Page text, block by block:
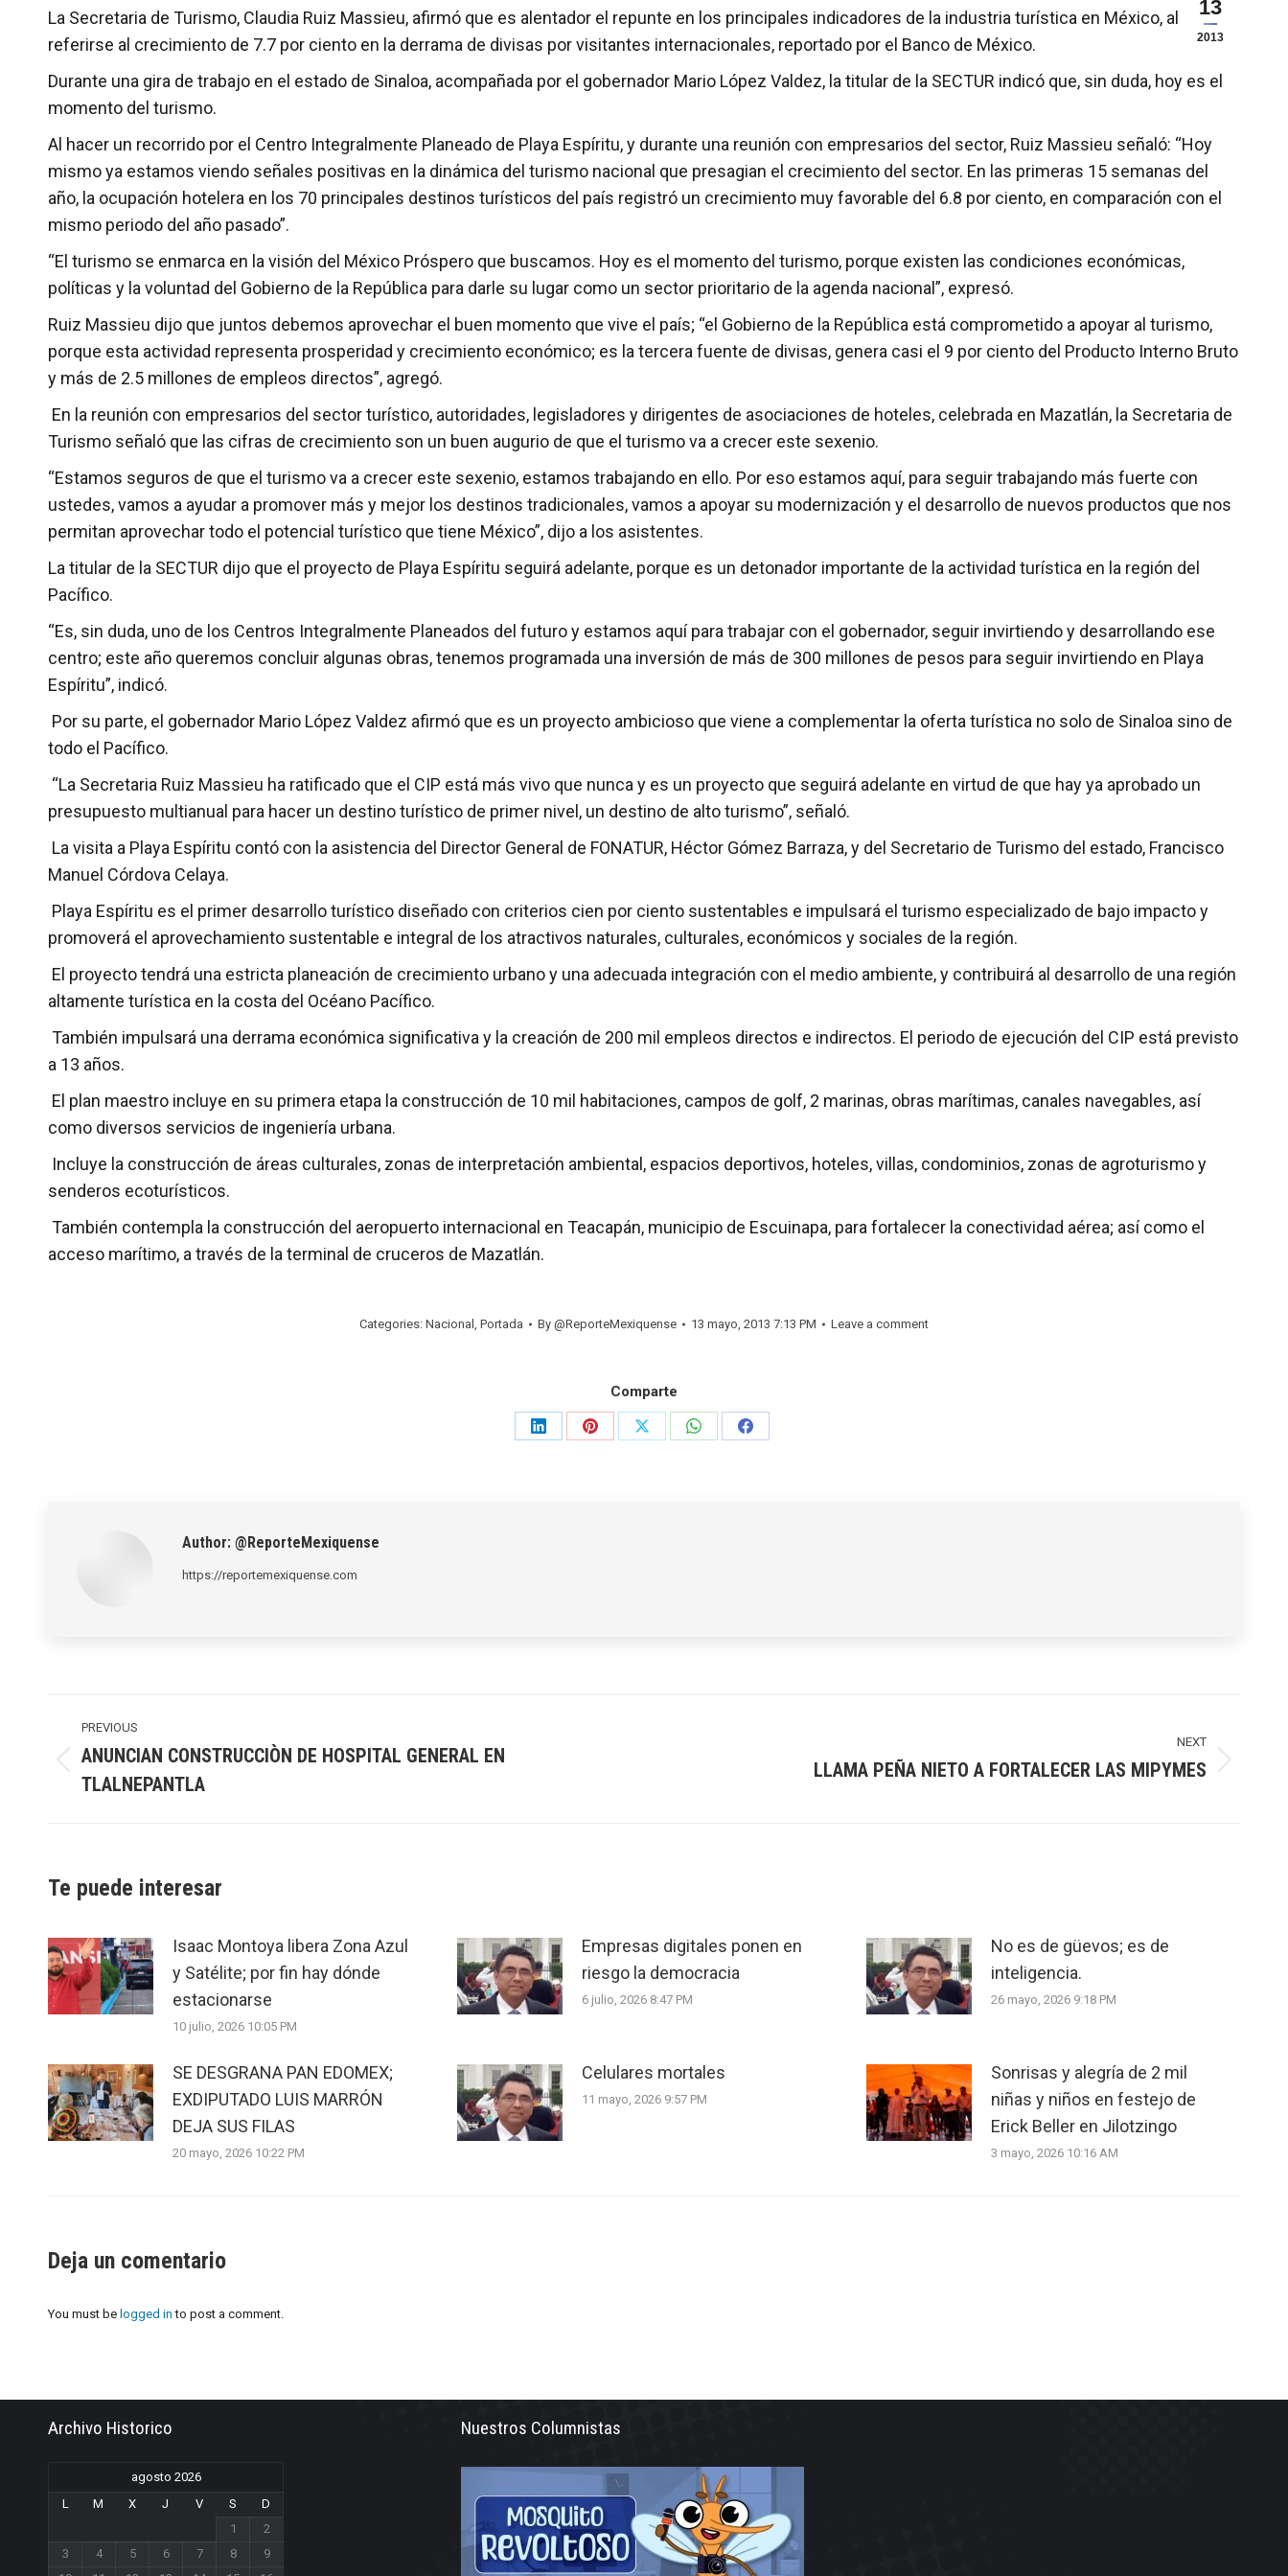
13
2013
La Secretaria de Turismo, Claudia Ruiz Massieu, afirmó que es alentador el repunte en los principales indicadores de la industria turística en México, al
referirse al crecimiento de 7.7 por ciento en la derrama de divisas por visitantes internacionales, reportado por el Banco de México.
Durante una gira de trabajo en el estado de Sinaloa, acompañada por el gobernador Mario López Valdez, la titular de la SECTUR indicó que, sin duda, hoy es el
momento del turismo.
Al hacer un recorrido por el Centro Integralmente Planeado de Playa Espíritu, y durante una reunión con empresarios del sector, Ruiz Massieu señaló: “Hoy
mismo ya estamos viendo señales positivas en la dinámica del turismo nacional que presagian el crecimiento del sector. En las primeras 15 semanas del
año, la ocupación hotelera en los 70 principales destinos turísticos del país registró un crecimiento muy favorable del 6.8 por ciento, en comparación con el
mismo periodo del año pasado”.
“El turismo se enmarca en la visión del México Próspero que buscamos. Hoy es el momento del turismo, porque existen las condiciones económicas,
políticas y la voluntad del Gobierno de la República para darle su lugar como un sector prioritario de la agenda nacional”, expresó.
Ruiz Massieu dijo que juntos debemos aprovechar el buen momento que vive el país; “el Gobierno de la República está comprometido a apoyar al turismo,
porque esta actividad representa prosperidad y crecimiento económico; es la tercera fuente de divisas, genera casi el 9 por ciento del Producto Interno Bruto
y más de 2.5 millones de empleos directos”, agregó.
En la reunión con empresarios del sector turístico, autoridades, legisladores y dirigentes de asociaciones de hoteles, celebrada en Mazatlán, la Secretaria de
Turismo señaló que las cifras de crecimiento son un buen augurio de que el turismo va a crecer este sexenio.
“Estamos seguros de que el turismo va a crecer este sexenio, estamos trabajando en ello. Por eso estamos aquí, para seguir trabajando más fuerte con
ustedes, vamos a ayudar a promover más y mejor los destinos tradicionales, vamos a apoyar su modernización y el desarrollo de nuevos productos que nos
permitan aprovechar todo el potencial turístico que tiene México”, dijo a los asistentes.
La titular de la SECTUR dijo que el proyecto de Playa Espíritu seguirá adelante, porque es un detonador importante de la actividad turística en la región del
Pacífico.
“Es, sin duda, uno de los Centros Integralmente Planeados del futuro y estamos aquí para trabajar con el gobernador, seguir invirtiendo y desarrollando ese
centro; este año queremos concluir algunas obras, tenemos programada una inversión de más de 300 millones de pesos para seguir invirtiendo en Playa
Espíritu”, indicó.
Por su parte, el gobernador Mario López Valdez afirmó que es un proyecto ambicioso que viene a complementar la oferta turística no solo de Sinaloa sino de
todo el Pacífico.
“La Secretaria Ruiz Massieu ha ratificado que el CIP está más vivo que nunca y es un proyecto que seguirá adelante en virtud de que hay ya aprobado un
presupuesto multianual para hacer un destino turístico de primer nivel, un destino de alto turismo”, señaló.
La visita a Playa Espíritu contó con la asistencia del Director General de FONATUR, Héctor Gómez Barraza, y del Secretario de Turismo del estado, Francisco
Manuel Córdova Celaya.
Playa Espíritu es el primer desarrollo turístico diseñado con criterios cien por ciento sustentables e impulsará el turismo especializado de bajo impacto y
promoverá el aprovechamiento sustentable e integral de los atractivos naturales, culturales, económicos y sociales de la región.
El proyecto tendrá una estricta planeación de crecimiento urbano y una adecuada integración con el medio ambiente, y contribuirá al desarrollo de una región
altamente turística en la costa del Océano Pacífico.
También impulsará una derrama económica significativa y la creación de 200 mil empleos directos e indirectos. El periodo de ejecución del CIP está previsto
a 13 años.
El plan maestro incluye en su primera etapa la construcción de 10 mil habitaciones, campos de golf, 2 marinas, obras marítimas, canales navegables, así
como diversos servicios de ingeniería urbana.
Incluye la construcción de áreas culturales, zonas de interpretación ambiental, espacios deportivos, hoteles, villas, condominios, zonas de agroturismo y
senderos ecoturísticos.
También contempla la construcción del aeropuerto internacional en Teacapán, municipio de Escuinapa, para fortalecer la conectividad aérea; así como el
acceso marítimo, a través de la terminal de cruceros de Mazatlán.
Categories: Nacional , Portada By @ReporteMexiquense 13 mayo, 2013 7:13 PM Leave a comment
Comparte
Share
Share
Share
Share
Share
Author: @ReporteMexiquense
https://reportemexiquense.com
navigation
PREVIOUS
post:
ANUNCIAN CONSTRUCCIÒN DE HOSPITAL GENERAL EN
TLALNEPANTLA
NEXT
LLAMA PEÑA NIETO A FORTALECER LAS MIPYMES
Te puede interesar
Isaac Montoya libera Zona Azul
y Satélite; por fin hay dónde
estacionarse
10 julio, 2026 10:05 PM
Empresas digitales ponen en
riesgo la democracia
6 julio, 2026 8:47 PM
No es de güevos; es de
inteligencia.
26 mayo, 2026 9:18 PM
SE DESGRANA PAN EDOMEX;
EXDIPUTADO LUIS MARRÓN
DEJA SUS FILAS
20 mayo, 2026 10:22 PM
Celulares mortales
11 mayo, 2026 9:57 PM
Sonrisas y alegría de 2 mil
niñas y niños en festejo de
Erick Beller en Jilotzingo
3 mayo, 2026 10:16 AM
Deja un comentario
You must be logged in to post a comment.
Archivo Historico
agosto 2026
L
M X J V S
D
1
2
3
4 5 6 7 8
9
Nuestros Columnistas